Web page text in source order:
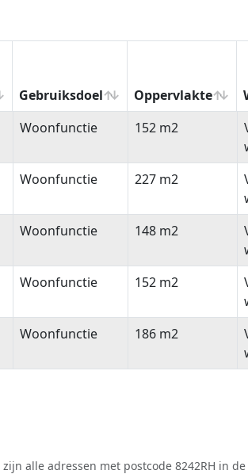
Gebruiksdoel Oppervlakte
Gebruiksdoel Oppervlakte
Woonfunctie 152 m2
Woonfunctie 227 m2
Woonfunctie 148 m2
Woonfunctie 152 m2
Woonfunctie 186 m2
alle adressen met postcode 8242RH in de